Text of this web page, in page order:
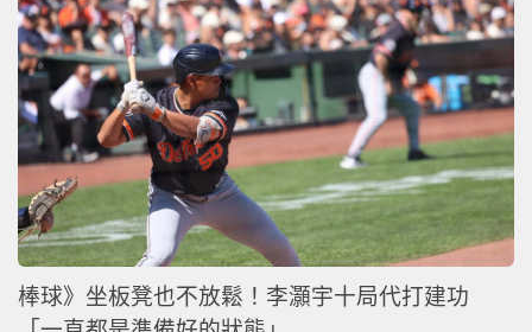
棒球》坐板凳也不放鬆！李灝宇十局代打建功